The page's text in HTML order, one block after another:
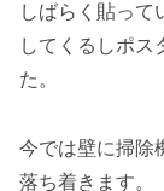
しばらく貼って
してくるしポス
た。
今では壁に掃除
落ち着きます。